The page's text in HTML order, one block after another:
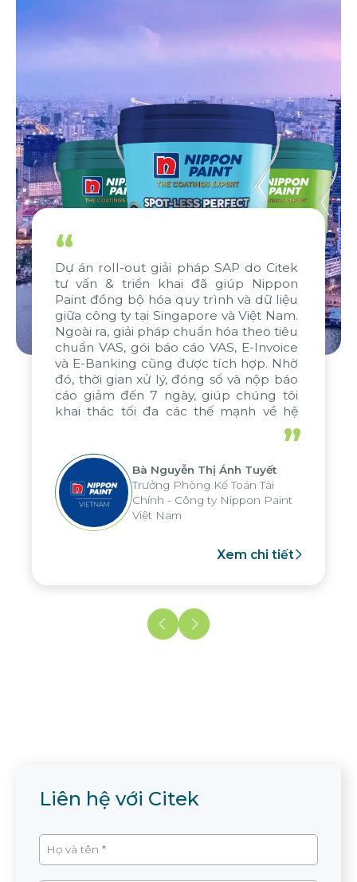
out giải pháp SAP do Citek
khai đã giúp Nippon
bộ hóa quy trình và dữ liệu
tại Singapore và Việt Nam.
pháp chuẩn hóa theo tiêu
gói báo cáo VAS, E-Invoice
cũng được tích hợp. Nhờ
xử lý, đóng sổ và nộp báo
7 ngày, giúp chúng tôi
tối đa các thế mạnh về hệ
Bà Nguyễn Thị Ánh Tuyết
Trưởng Phòng Kế Toán Tài
Chính - Công ty Nippon Paint
Việt Nam
Chúng tôi rất
dự án và có
đáp ứng các
nỗ lực phối
biệt từ WBG
chứng tiêu
cảm ơn chân
kỹ năng
vấn và triển
bởi sự cống
ngừng nghỉ.
hy vọng sẽ
sắp tới.
Liên hệ với Citek